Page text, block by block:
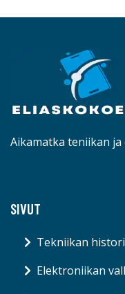
Aikamatka teniikan
SIVUT
Tekniikan
Elektroniikan